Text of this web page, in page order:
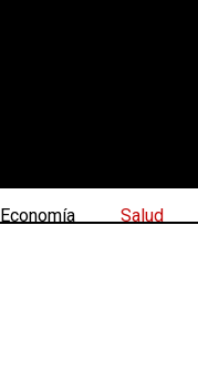
Economía Salud